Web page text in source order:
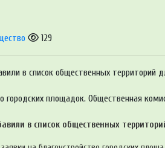
129
в список общественных территорий
городских площадок. Общественная
в список общественных